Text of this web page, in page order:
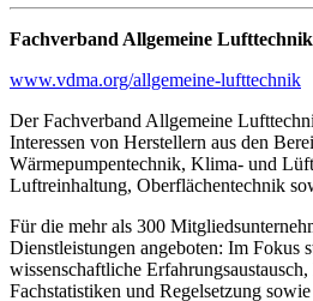
Fachverband Allgemeine
www.vdma.org/allgemeine-lufttechnik
Der Fachverband Allgemeine
Interessen von Herstellern aus den
Wärmepumpentechnik, Klima- und
Luftreinhaltung, Oberflächentechnik
Für die mehr als 300
Dienstleistungen angeboten: Im Fokus
wissenschaftliche
Fachstatistiken und Regelsetzung